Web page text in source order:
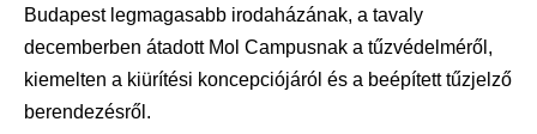
Budapest legmagasabb irodaházának, a tavaly
decemberben átadott Mol Campusnak a tűzvédelméről,
kiemelten a kiürítési koncepciójáról és a beépített tűzjelző
berendezésről.